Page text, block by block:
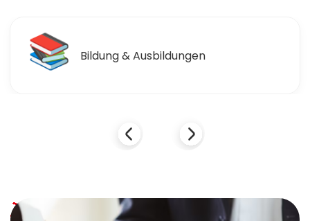
🛒 Einzelhandel & Einkaufen